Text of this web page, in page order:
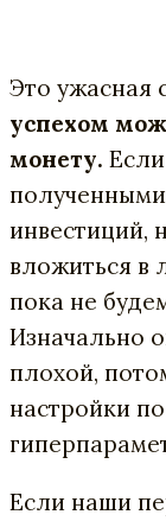
Это ужасная
успехом
монету.
инвестиций,
вложиться в
пока не
Изначально
плохой,
настройки
Если наши